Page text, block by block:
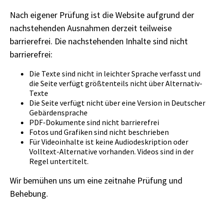
Nach eigener Prüfung ist die Website aufgrund der
nachstehenden Ausnahmen derzeit teilweise
barrierefrei. Die nachstehenden Inhalte sind nicht
barrierefrei:
Die Texte sind nicht in leichter Sprache verfasst und
die Seite verfügt größtenteils nicht über Alternativ-
Texte
Die Seite verfügt nicht über eine Version in Deutscher
Gebärdensprache
PDF-Dokumente sind nicht barrierefrei
Fotos und Grafiken sind nicht beschrieben
Für Videoinhalte ist keine Audiodeskription oder
Volltext-Alternative vorhanden. Videos sind in der
Regel untertitelt.
Wir bemühen uns um eine zeitnahe Prüfung und
Behebung.